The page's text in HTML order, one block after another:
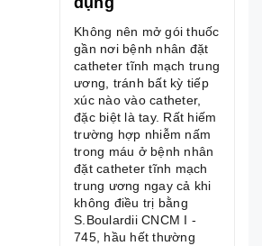
Không nên mở gói thuốc
gần nơi bệnh nhân đặt
catheter tĩnh mạch trung
ương, tránh bất kỳ tiếp
xúc nào vào catheter,
đặc biệt là tay. Rất hiếm
trường hợp nhiễm nấm
trong máu ở bệnh nhân
đặt catheter tĩnh mạch
trung ương ngay cả khi
không điều trị bằng
S.Boulardii CNCM I -
745, hầu hết thường